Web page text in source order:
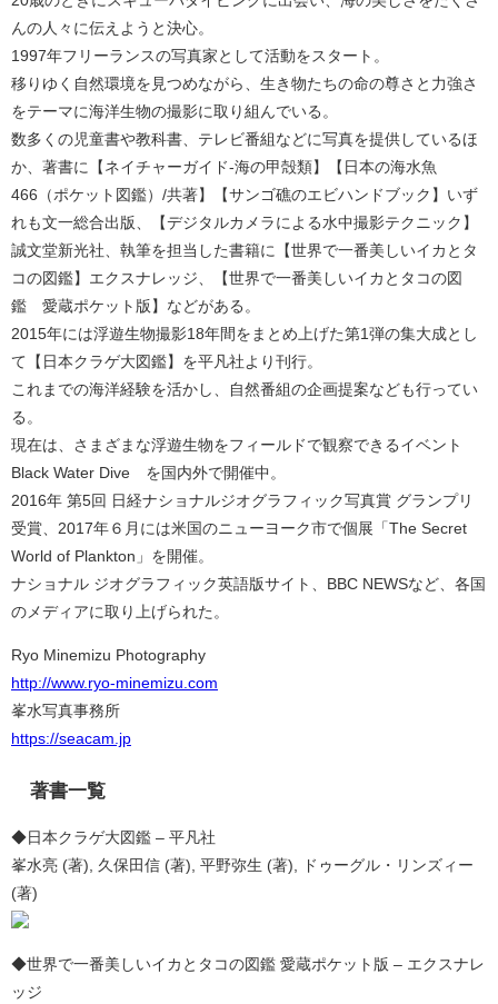
んの人々に伝えようと決心。
1997年フリーランスの写真家として活動をスタート。
移りゆく自然環境を見つめながら、生き物たちの命の尊さと力強さ
をテーマに海洋生物の撮影に取り組んでいる。
数多くの児童書や教科書、テレビ番組などに写真を提供しているほ
か、著書に【ネイチャーガイド-海の甲殻類】【日本の海水魚
466（ポケット図鑑）/共著】【サンゴ礁のエビハンドブック】いず
れも文一総合出版、【デジタルカメラによる水中撮影テクニック】
誠文堂新光社、執筆を担当した書籍に【世界で一番美しいイカとタ
コの図鑑】エクスナレッジ、【世界で一番美しいイカとタコの図
鑑 愛蔵ポケット版】などがある。
2015年には浮遊生物撮影18年間をまとめ上げた第1弾の集大成とし
て【日本クラゲ大図鑑】を平凡社より刊行。
これまでの海洋経験を活かし、自然番組の企画提案なども行ってい
る。
現在は、さまざまな浮遊生物をフィールドで観察できるイベント
Black Water Dive®を国内外で開催中。
2016年 第5回 日経ナショナルジオグラフィック写真賞 グランプリ
受賞、2017年６月には米国のニューヨーク市で個展「The Secret
World of Plankton」を開催。
ナショナル ジオグラフィック英語版サイト、BBC NEWSなど、各国
のメディアに取り上げられた。
Ryo Minemizu Photography
http://www.ryo-minemizu.com
峯水写真事務所
https://seacam.jp
著書一覧
◆日本クラゲ大図鑑 – 平凡社
峯水亮 (著), 久保田信 (著), 平野弥生 (著), ドゥーグル・リンズィー
(著)
◆世界で一番美しいイカとタコの図鑑 愛蔵ポケット版 – エクスナレ
ッジ